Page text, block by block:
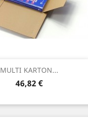
MULTI KARTON...
Preis
46,82 €
Vorschau